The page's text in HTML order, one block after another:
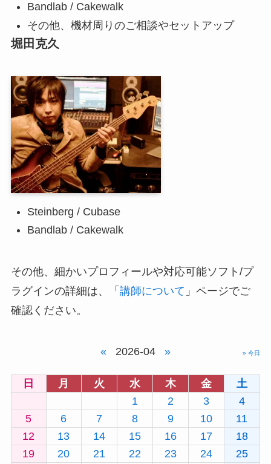
Bandlab / Cakewalk
その他、機材周りのご相談やセットアップ
堀田克久
Steinberg / Cubase
Bandlab / Cakewalk
その他、細かいプロフィールや対応可能ソフト/プ
ラグインの詳細は、「 講師について 」ページでご
確認ください。
« 2026-04 » » 今日
日 月 火 水 木 金
土
1
2 3
4
5
6 7 8 9 10
11
12
13 14 15 16 17
18
19
20 21 22 23 24
25